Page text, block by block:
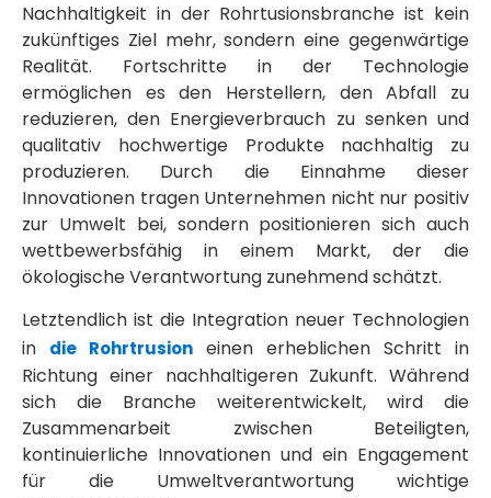
Nachhaltigkeit in der Rohrtusionsbranche ist kein
zukünftiges Ziel mehr, sondern eine gegenwärtige
Realität. Fortschritte in der Technologie
ermöglichen es den Herstellern, den Abfall zu
reduzieren, den Energieverbrauch zu senken und
qualitativ hochwertige Produkte nachhaltig zu
produzieren. Durch die Einnahme dieser
Innovationen tragen Unternehmen nicht nur positiv
zur Umwelt bei, sondern positionieren sich auch
wettbewerbsfähig in einem Markt, der die
ökologische Verantwortung zunehmend schätzt.
Letztendlich ist die Integration neuer Technologien
in die Rohrtrusion einen erheblichen Schritt in
Richtung einer nachhaltigeren Zukunft. Während
sich die Branche weiterentwickelt, wird die
Zusammenarbeit zwischen Beteiligten,
kontinuierliche Innovationen und ein Engagement
für die Umweltverantwortung wichtige